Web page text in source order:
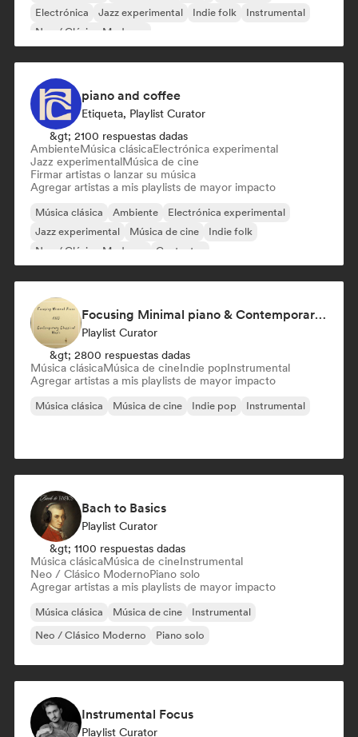
Electrónica
Jazz experimental Indie folk
Instrumental
Neo / Clásico Moderno
piano and coffee
Etiqueta, Playlist Curator
&gt; 2100 respuestas dadas
AmbienteMúsica clásicaElectrónica experimental
Jazz experimentalMúsica de cine
Firmar artistas o lanzar su música
Agregar artistas a mis playlists de mayor impacto
Música clásica Ambiente
Electrónica experimental
Jazz experimental
Música de cine
Indie folk
Neo / Clásico Moderno
Cantautor
Focusing Minimal piano & Contemporary classical music
Playlist Curator
&gt; 2800 respuestas dadas
Música clásicaMúsica de cineIndie popInstrumental
Agregar artistas a mis playlists de mayor impacto
Música clásica Música de cine Indie pop Instrumental
Bach to Basics
Playlist Curator
&gt; 1100 respuestas dadas
Música clásicaMúsica de cineInstrumental
Neo / Clásico ModernoPiano solo
Agregar artistas a mis playlists de mayor impacto
Música clásica Música de cine
Instrumental
Neo / Clásico Moderno
Piano solo
Instrumental Focus
Playlist Curator